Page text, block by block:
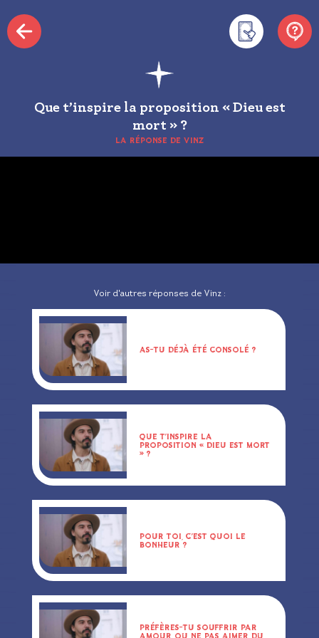
Que t’inspire la proposition « Dieu est
mort » ?
LA RÉPONSE DE VINZ
Voir d'autres réponses de Vinz :
AS-TU DÉJÀ ÉTÉ CONSOLÉ ?
QUE T’INSPIRE LA
PROPOSITION « DIEU EST MORT
» ?
POUR TOI, C’EST QUOI LE
BONHEUR ?
PRÉFÈRES-TU SOUFFRIR PAR
AMOUR OU NE PAS AIMER DU